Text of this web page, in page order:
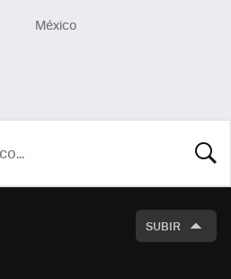
México
SUBIR